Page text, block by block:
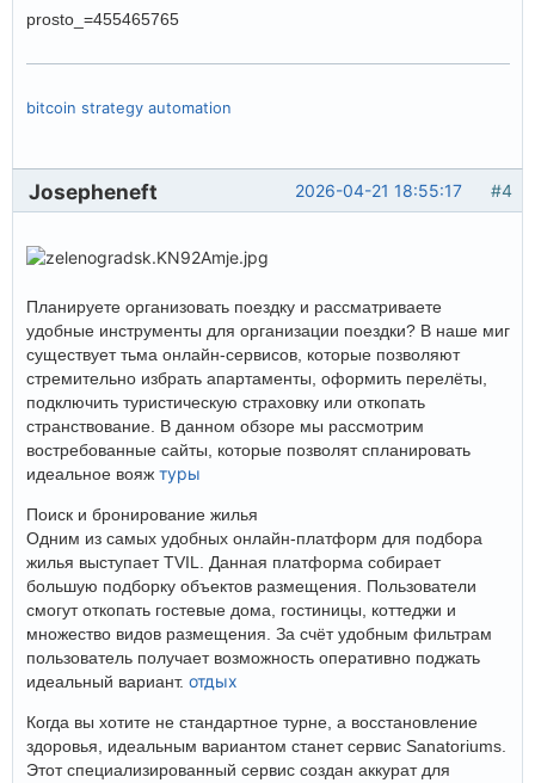
prosto_=455465765
bitcoin strategy automation
#4
2026-04-21 18:55:17
Josepheneft
Планируете организовать поездку и рассматриваете
удобные инструменты для организации поездки? В наше миг
существует тьма онлайн-сервисов, которые позволяют
стремительно избрать апартаменты, оформить перелёты,
подключить туристическую страховку или откопать
странствование. В данном обзоре мы рассмотрим
востребованные сайты, которые позволят спланировать
идеальное вояж туры
Поиск и бронирование жилья
Одним из самых удобных онлайн-платформ для подбора
жилья выступает TVIL. Данная платформа собирает
большую подборку объектов размещения. Пользователи
смогут откопать гостевые дома, гостиницы, коттеджи и
множество видов размещения. За счёт удобным фильтрам
пользователь получает возможность оперативно поджать
идеальный вариант. отдых
Когда вы хотите не стандартное турне, а восстановление
здоровья, идеальным вариантом станет сервис Sanatoriums.
Этот специализированный сервис создан аккурат для